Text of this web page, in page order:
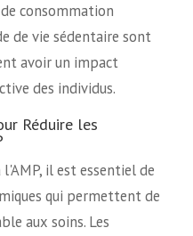
consommation
de vie sédentaire sont
avoir un impact
des individus.
Réduire les
l'AMP, il est essentiel de
qui permettent de
aux soins. Les